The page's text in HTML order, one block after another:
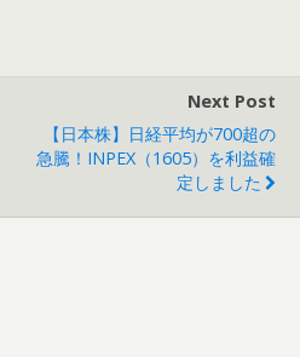
Next Post
【日本株】日経平均が700超の
急騰！INPEX（1605）を利益確
定しました